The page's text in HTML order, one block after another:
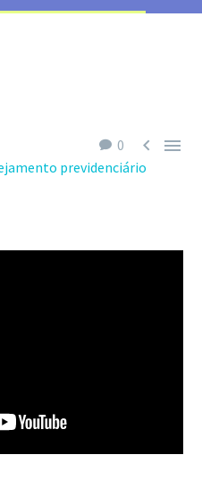
0  
previdenciário